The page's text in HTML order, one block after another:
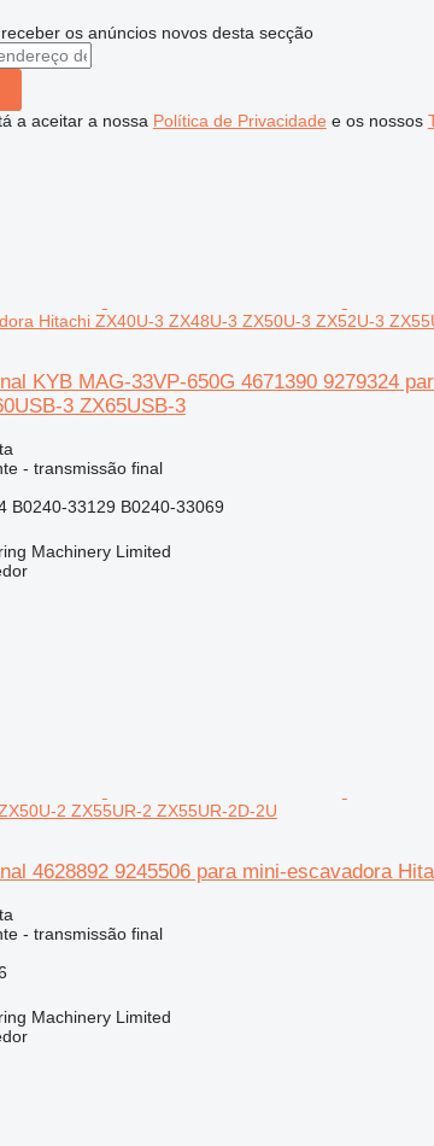
os anúncios novos desta secção
a aceitar a nossa Política de Privacidade e os nossos
Hitachi ZX40U-3 ZX48U-3 ZX50U-3 ZX52U-3
KYB MAG-33VP-650G 4671390 9279324
3 ZX65USB-3
- transmissão final
B0240-33129 B0240-33069
Machinery Limited
2 ZX55UR-2 ZX55UR-2D-2U
4628892 9245506 para mini-escavadora
- transmissão final
Machinery Limited